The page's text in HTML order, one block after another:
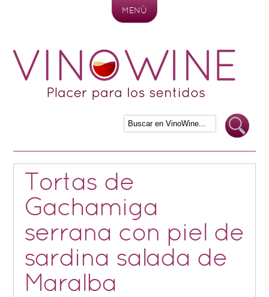
MENÚ
Tortas de
Gachamiga
serrana con piel de
sardina salada de
Maralba